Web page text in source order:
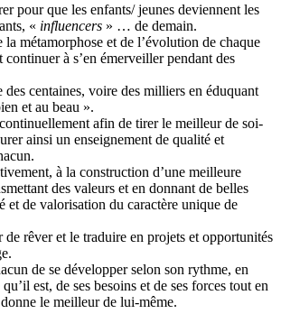
pour que les enfants/ jeunes deviennent les
« influencers » … de demain.
la métamorphose et de l’évolution de chaque
continuer à s’en émerveiller pendant des
centaines, voire des milliers en éduquant
et au beau ».
afin de tirer le meilleur de soi-
ainsi un enseignement de qualité et
à la construction d’une meilleure
des valeurs et en donnant de belles
et de valorisation du caractère unique de
de rêver et le traduire en projets et opportunités
de se développer selon son rythme, en
est, de ses besoins et de ses forces tout en
le meilleur de lui-même.